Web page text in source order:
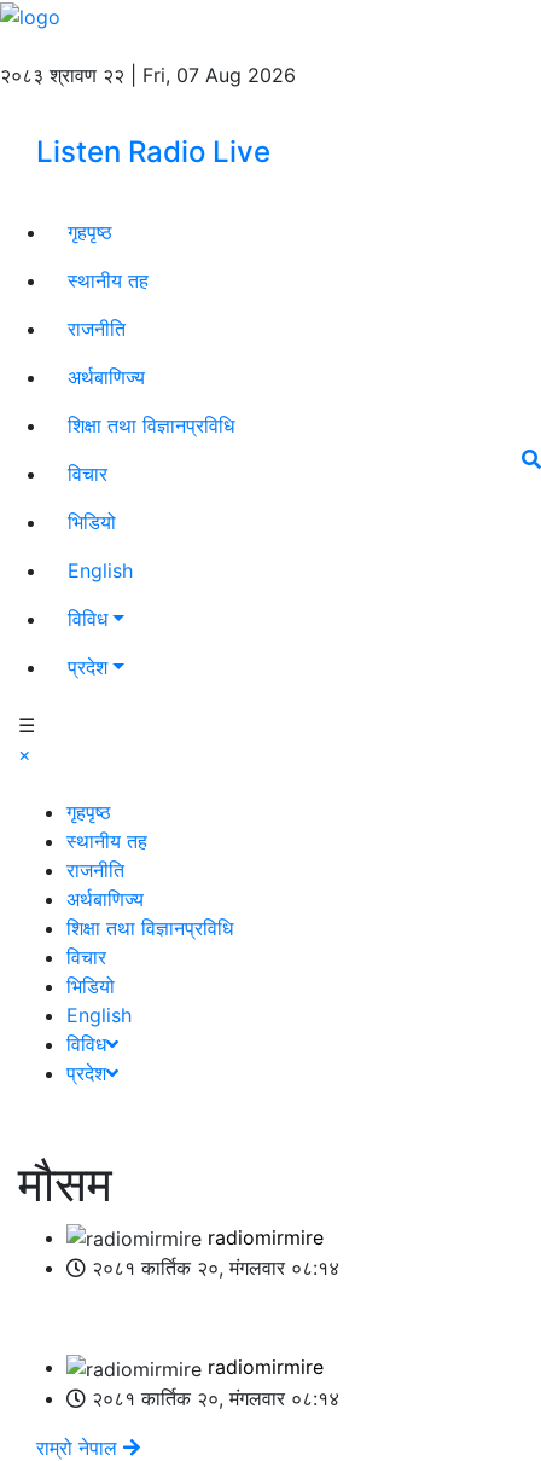
२०८३ श्रावण २२ | Fri, 07 Aug 2026
Listen Radio Live
गृहपृष्ठ
स्थानीय तह
राजनीति
अर्थबाणिज्य
शिक्षा तथा विज्ञानप्रविधि
विचार
भिडियो
English
विविध
प्रदेश
☰
×
गृहपृष्ठ
स्थानीय तह
राजनीति
अर्थबाणिज्य
शिक्षा तथा विज्ञानप्रविधि
विचार
भिडियो
English
विविध
प्रदेश
मौसम
radiomirmire
२०८१ कार्तिक २०, मंगलवार ०८:१४
radiomirmire
२०८१ कार्तिक २०, मंगलवार ०८:१४
राम्रो नेपाल